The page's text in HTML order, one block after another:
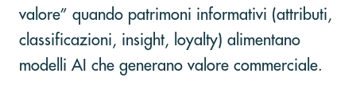
valore” quando patrimoni informativi (attributi,
classificazioni, insight, loyalty) alimentano
modelli AI che generano valore commerciale.